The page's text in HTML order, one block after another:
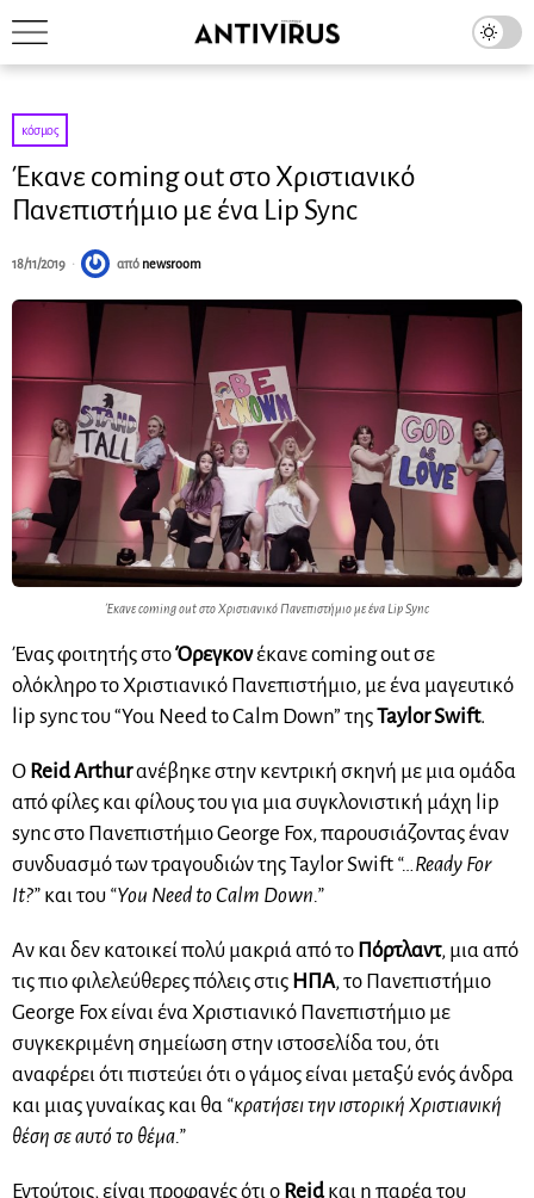
κόσμος
Έκανε coming out στο Χριστιανικό
Πανεπιστήμιο με ένα Lip Sync
18/11/2019 από newsroom
Έκανε coming out στο Χριστιανικό Πανεπιστήμιο με ένα Lip Sync
Ένας φοιτητής στοΌρεγκονέκανε coming out σε
ολόκληρο το Χριστιανικό Πανεπιστήμιο, με ένα μαγευτικό
lip sync του “You Need to Calm Down” τηςTaylor Swift.
Ο Reid Arthurανέβηκε στην κεντρική σκηνή με μια ομάδα
από φίλες και φίλους του για μια συγκλονιστική μάχη lip
sync στο Πανεπιστήμιο George Fox, παρουσιάζοντας έναν
συνδυασμό των τραγουδιών της Taylor Swift “…Ready For
It?” και του “You Need to Calm Down.”
Αν και δεν κατοικεί πολύ μακριά από το Πόρτλαντ, μια από
τις πιο φιλελεύθερες πόλεις στις ΗΠΑ, το Πανεπιστήμιο
George Fox είναι ένα Χριστιανικό Πανεπιστήμιο με
συγκεκριμένη σημείωση στην ιστοσελίδα του, ότι
αναφέρει ότι πιστεύει ότι ο γάμος είναι μεταξύ ενός άνδρα
και μιας γυναίκας και θα “κρατήσει την ιστορική Χριστιανική
θέση σε αυτό το θέμα.”
Εντούτοις, είναι προφανές ότι ο Reidκαι η παρέα του